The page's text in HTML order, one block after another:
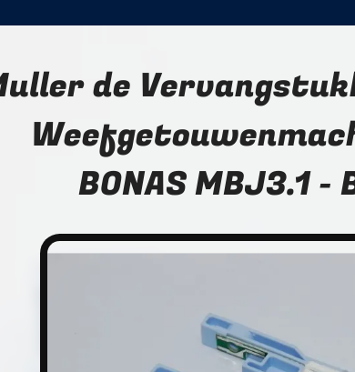
de
BONAS MBJ3.1 -